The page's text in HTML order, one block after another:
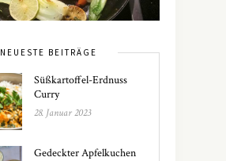
NEUESTE BEITRÄGE
Süßkartoffel-Erdnuss
Curry
28. Januar 2023
Gedeckter Apfelkuchen